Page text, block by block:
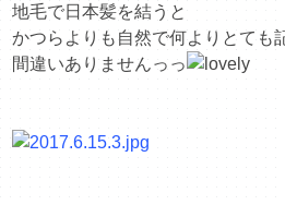
地毛で日本髪を結うと
かつらよりも自然で何よりとても
間違いありませんっっ